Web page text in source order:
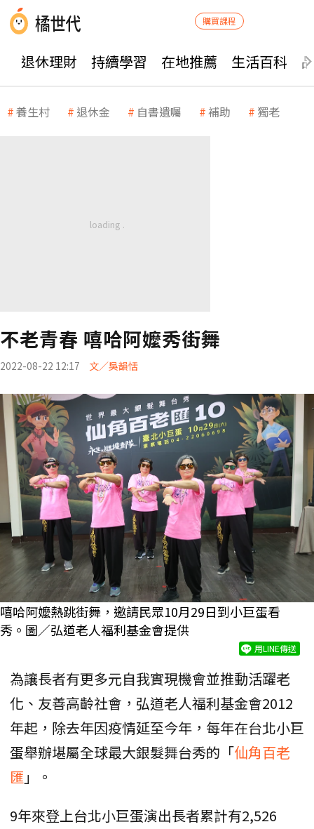
購買課程
退休理財 持續學習 在地推薦 生活百科
養生村 退休金 自書遺囑 補助 獨老
不老青春 嘻哈阿嬤秀街舞
2022-08-22 12:17 文／吳韻恬
嘻哈阿嬤熱跳街舞，邀請民眾10月29日到小巨蛋看
秀。圖／弘道老人福利基金會提供
用LINE傳送
為讓長者有更多元自我實現機會並推動活躍老
化、友善高齡社會，弘道老人福利基金會2012
年起，除去年因疫情延至今年，每年在台北小巨
蛋舉辦堪屬全球最大銀髮舞台秀的「仙角百老
匯 」。
9年來登上台北小巨蛋演出長者累計有2,526